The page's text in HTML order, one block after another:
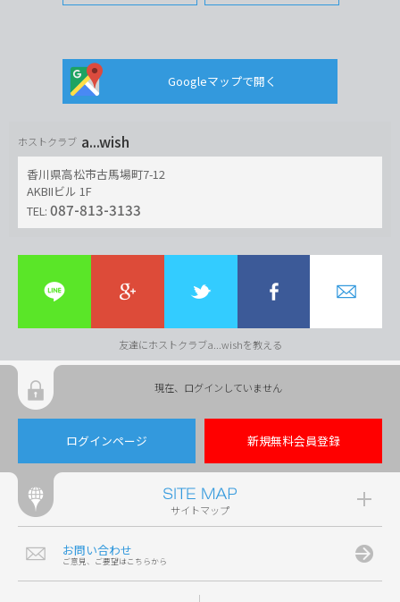
Googleマップで開く
ホストクラブ a...wish
香川県高松市古馬場町7-12
AKBIIビル 1F
TEL: 087-813-3133
友達にホストクラブa...wishを教える
現在、ログインしていません
ログインページ 新規無料会員登録
サイトマップ
お問い合わせ
ご意見、ご要望はこちらから